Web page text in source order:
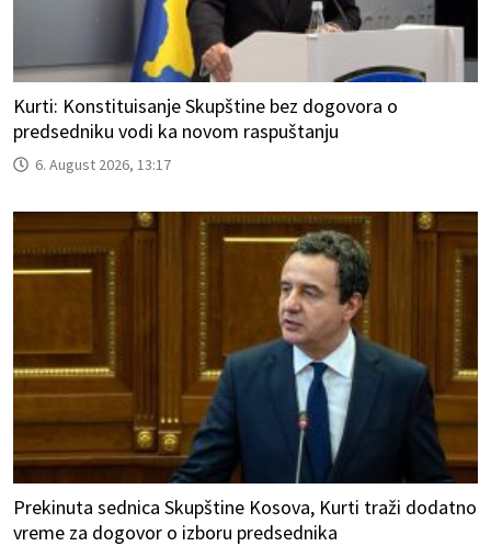
Kurti: Konstituisanje Skupštine bez dogovora o
predsedniku vodi ka novom raspuštanju
6. August 2026, 13:17
Prekinuta sednica Skupštine Kosova, Kurti traži dodatno
vreme za dogovor o izboru predsednika